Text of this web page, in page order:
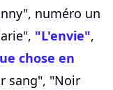
numéro un
"L'envie",
chose en
sang", "Noir